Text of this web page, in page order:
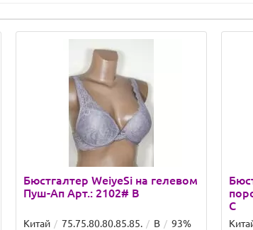
Бюстгалтер WeiyeSi на гелевом
Пуш-Ап Арт.: 2102# B
Китай 75.75.80.80.85.85. B
93%
C